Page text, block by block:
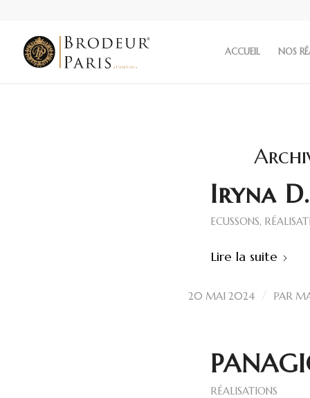
ACCUEIL NOS
Iryna D.
ECUSSONS,
Lire la suite
20 MAI 2024 / PAR
RÉALISATIONS